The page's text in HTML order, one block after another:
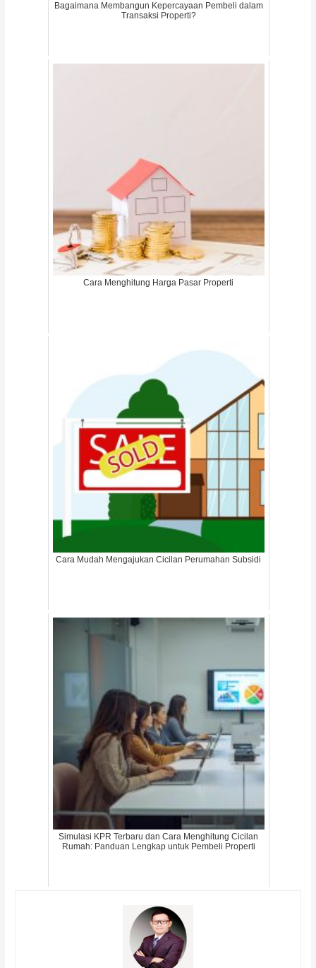
Bagaimana Membangun Kepercayaan Pembeli dalam
Transaksi Properti?
Cara Menghitung Harga Pasar Properti
Cara Mudah Mengajukan Cicilan Perumahan Subsidi
Simulasi KPR Terbaru dan Cara Menghitung Cicilan
Rumah: Panduan Lengkap untuk Pembeli Properti